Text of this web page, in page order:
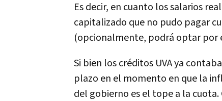
Es decir, en cuanto los salarios
capitalizado que no pudo pagar
(opcionalmente, podrá optar por
Si bien los créditos UVA ya
plazo en el momento en que la
del gobierno es el tope a la cuota.